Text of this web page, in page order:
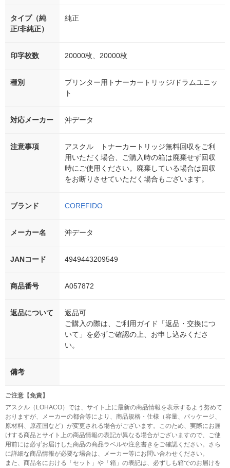
タイプ（純
正/非純正）
純正
印字枚数 20000枚、20000枚
種別
プリンター用トナーカートリッジ/ドラムユニッ
ト
対応メーカー 沖データ
注意事項
アスクル トナーカートリッジ無料回収をご利
用いただく場合、ご購入時の箱は廃棄せず回収
時にご使用ください。廃棄している場合は回収
をお断りさせていただく場合もございます。
ブランド COREFIDO
メーカー名 沖データ
JANコード 4949443209549
商品番号 A057872
返品について
返品可
ご購入の際は、ご利用ガイド「返品・交換につ
いて」を必ずご確認の上、お申し込みくださ
い。
備考
ご注意【免責】
アスクル（LOHACO）では、サイト上に最新の商品情報を表示するよう努めて
おりますが、メーカーの都合等により、商品規格・仕様（容量、パッケージ、
原材料、原産国など）が変更される場合がございます。このため、実際にお届
けする商品とサイト上の商品情報の表記が異なる場合がございますので、ご使
用前には必ずお届けした商品の商品ラベルや注意書きをご確認ください。さら
に詳細な商品情報が必要な場合は、メーカー等にお問い合わせください。
また、商品名における「セット」や「箱」の表記は、必ずしも箱でのお届けを